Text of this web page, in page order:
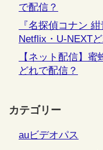
で配信？
『名探偵コナン
Netflix・U-NEXT
【ネット配信】
どれで配信？
カテゴリー
auビデオパス